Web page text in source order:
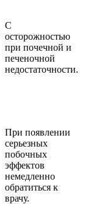
С
осторожностью
при почечной и
печеночной
недостаточности.
При появлении
серьезных
побочных
эффектов
немедленно
обратиться к
врачу.